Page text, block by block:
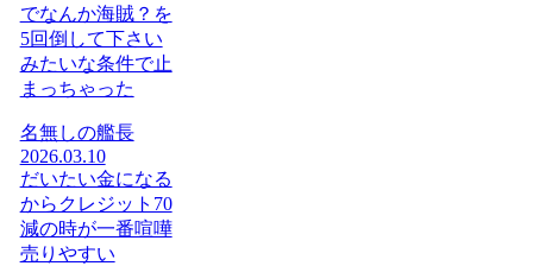
でなんか海賊？を
5回倒して下さい
みたいな条件で止
まっちゃった
名無しの艦長
2026.03.10
だいたい金になる
からクレジット70
減の時が一番喧嘩
売りやすい